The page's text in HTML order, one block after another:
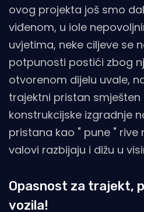
ovog projekta još smo
viđenom, u iole
uvjetima, neke ciljeve se
potpunosti postići zbog
otvorenom dijelu uvale,
trajektni pristan
konstrukcijske izgradnje
pristana kao " pune " rive
valovi razbijaju i dižu u
Opasnost za trajekt,
vozila!